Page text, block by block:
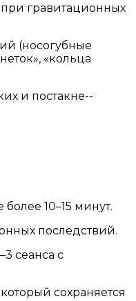
гравитационных
(носогубные
«кольца
и постакне-­
10–15 минут.
последствий.
сеанса с
сохраняется